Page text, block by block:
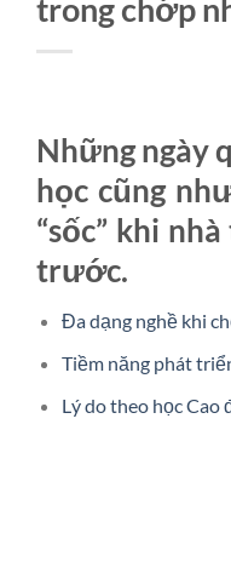
trong chớp
Những ngày
học cũng
“sốc” khi
trước.
Đa dạng nghề khi
Tiềm năng phát
Lý do theo học